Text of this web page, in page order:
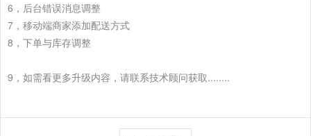
6，后台错误消息调整
7，移动端商家添加配送方式
8，下单与库存调整
9，如需看更多升级内容，请联系技术顾问获取........